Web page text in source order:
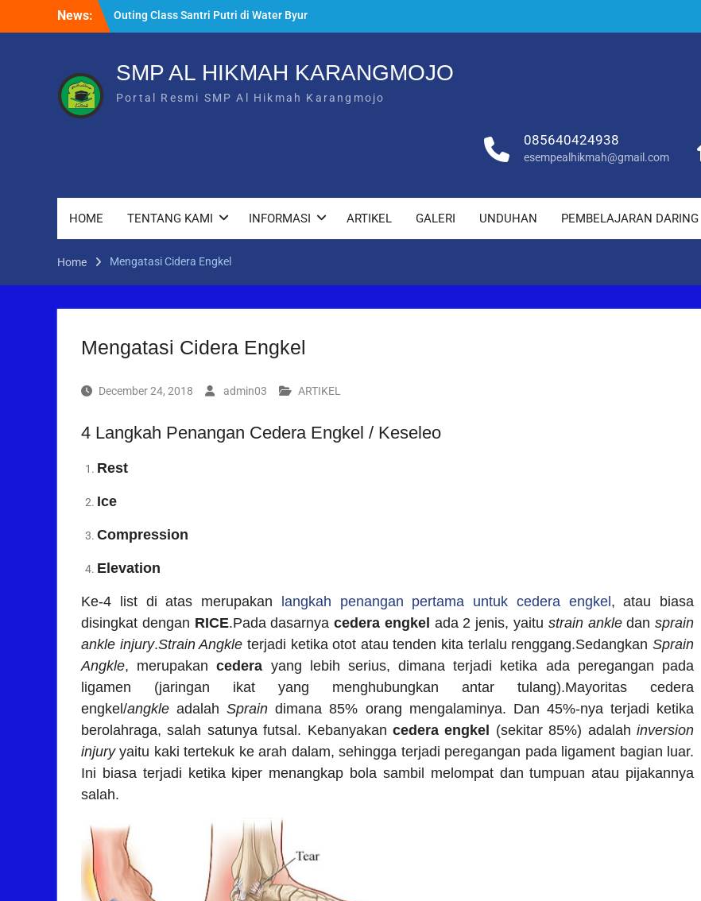
News:
Outing Class Santri Putri di Water Byur
Ponjong
Tahfidz di SMP Al Hikmah Karangmojo
INFORMASI UMUM – PENDAFTARAN
SANTRI BARU 2026/2027
SMP AL HIKMAH KARANGMOJO
Portal Resmi SMP Al Hikmah Karangmojo
085640424938
esempealhikmah@gmail.com
HOME TENTANG KAMI INFORMASI ARTIKEL GALERI UNDUHAN PEMBELAJARAN DARING
Home Mengatasi Cidera Engkel
Mengatasi Cidera Engkel
December 24, 2018 admin03 ARTIKEL
4 Langkah Penangan Cedera Engkel / Keseleo
Rest
Ice
Compression
Elevation
Ke-4 list di atas merupakan langkah penangan pertama untuk cedera engkel , atau biasa
disingkat dengan RICE.Pada dasarnyacedera engkel ada 2 jenis, yaitu strain ankledansprain
ankle injury.Strain Angkle terjadi ketika otot atau tenden kita terlalu renggang.SedangkanSprain
Angkle, merupakancedera yang lebih serius, dimana terjadi ketika ada peregangan pada
ligamen (jaringan ikat yang menghubungkan antar tulang).Mayoritas cedera
engkel/angkle adalahSprain dimana 85% orang mengalaminya. Dan 45%-nya terjadi ketika
berolahraga, salah satunya futsal. Kebanyakancedera engkel (sekitar 85%) adalahinversion
injuryyaitu kaki tertekuk ke arah dalam, sehingga terjadi peregangan pada ligament bagian luar.
Ini biasa terjadi ketika kiper menangkap bola sambil melompat dan tumpuan atau pijakannya
salah.